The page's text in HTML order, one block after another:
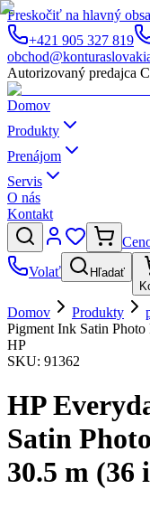
Preskočiť na hlavný
+421 905 327 819
Autorizovaný predajca
Domov
Produkty
Prenájom
Servis
O nás
Kontakt
Volať
Hľadať
Domov Produkty
Pigment Ink Satin
HP
SKU: 91362
HP
Satin
30.5 m (36